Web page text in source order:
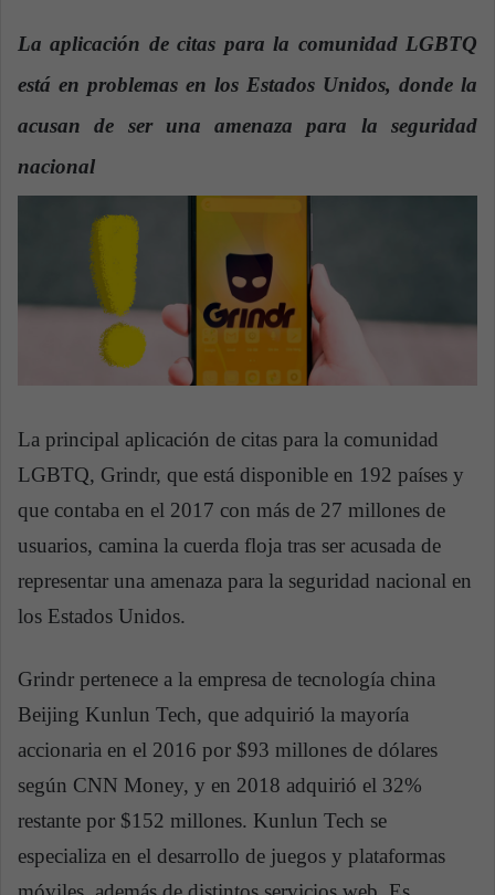
a
l
La aplicación de citas para la comunidad LGBTQ
está en problemas en los Estados Unidos, donde la
acusan de ser una amenaza para la seguridad
nacional
La principal aplicación de citas para la comunidad
LGBTQ, Grindr, que está disponible en 192 países y
que contaba en el 2017 con más de 27 millones de
usuarios, camina la cuerda floja tras ser acusada de
representar una amenaza para la seguridad nacional en
los Estados Unidos.
Grindr pertenece a la empresa de tecnología china
Beijing Kunlun Tech, que adquirió la mayoría
accionaria en el 2016 por $93 millones de dólares
según CNN Money, y en 2018 adquirió el 32%
restante por $152 millones. Kunlun Tech se
especializa en el desarrollo de juegos y plataformas